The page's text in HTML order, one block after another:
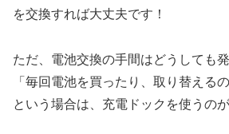
を交換すれば大丈夫です！
ただ、電池交換の手間はどうしても
「毎回電池を買ったり、取り替える
という場合は、充電ドックを使うの